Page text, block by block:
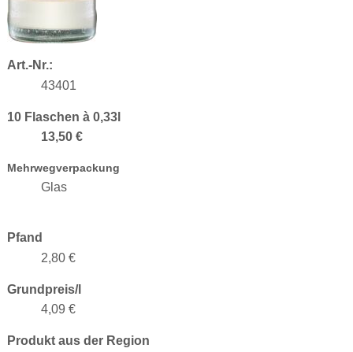
Art.-Nr.:
43401
10 Flaschen à 0,33l
13,50 €
Mehrwegverpackung
Glas
Pfand
2,80 €
Grundpreis/l
4,09 €
Produkt aus der Region